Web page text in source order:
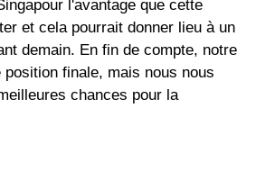
l'avantage que cette
et cela pourrait donner lieu à un
demain. En fin de compte, notre
finale, mais nous nous
chances pour la